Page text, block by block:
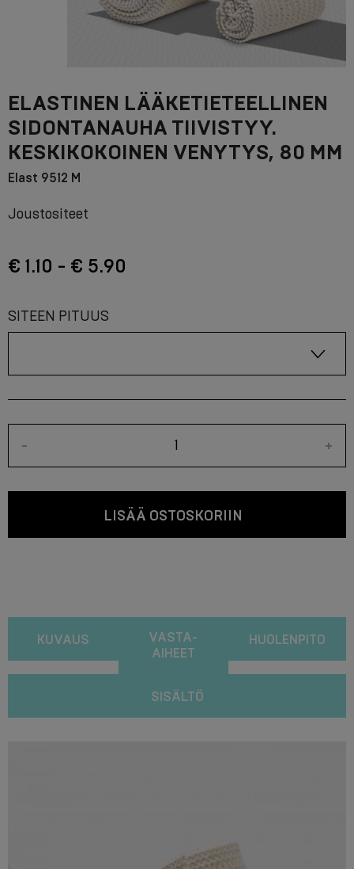
ELASTINEN LÄÄKETIETEELLINEN
SIDONTANAUHA TIIVISTYY.
KESKIKOKOINEN VENYTYS, 80 MM
Elast 9512 M
Joustositeet
€ 1.10 - € 5.90
SITEEN PITUUS
- +
LISÄÄ OSTOSKORIIN
KUVAUS
VASTA-
AIHEET
HUOLENPITO
SISÄLTÖ